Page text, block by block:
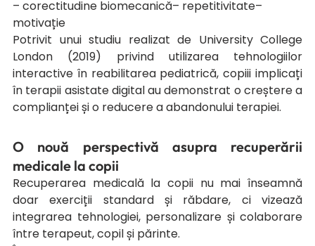
– corectitudine biomecanică– repetitivitate–
motivație
Potrivit unui studiu realizat de University College
London (2019) privind utilizarea tehnologiilor
interactive în reabilitarea pediatrică, copiii implicați
în terapii asistate digital au demonstrat o creștere a
complianței și o reducere a abandonului terapiei.
O nouă perspectivă asupra recuperării
medicale la copii
Recuperarea medicală la copii nu mai înseamnă
doar exerciții standard și răbdare, ci vizează
integrarea tehnologiei, personalizare și colaborare
între terapeut, copil și părinte.